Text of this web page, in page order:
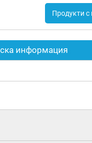
Продукти с
информация